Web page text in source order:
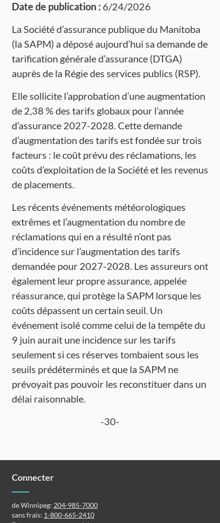
Date de publication : 6/24/2026
La Société d’assurance publique du Manitoba
(la SAPM) a déposé aujourd’hui sa demande de
tarification générale d’assurance (DTGA)
auprès de la Régie des services publics (RSP).
Elle sollicite l’approbation d’une augmentation
de 2,38 % des tarifs globaux pour l’année
d’assurance 2027-2028. Cette demande
d’augmentation des tarifs est fondée sur trois
facteurs : le coût prévu des réclamations, les
coûts d’exploitation de la Société et les revenus
de placements.
Les récents événements météorologiques
extrêmes et l’augmentation du nombre de
réclamations qui en a résulté n’ont pas
d’incidence sur l’augmentation des tarifs
demandée pour 2027-2028. Les assureurs ont
également leur propre assurance, appelée
réassurance, qui protège la SAPM lorsque les
coûts dépassent un certain seuil. Un
événement isolé comme celui de la tempête du
9 juin aurait une incidence sur les tarifs
seulement si ces réserves tombaient sous les
seuils prédéterminés et que la SAPM ne
prévoyait pas pouvoir les reconstituer dans un
délai raisonnable.
-30-
Connecter
de Winnipeg: 204-985-7000
sans frais: 1-800-665-2410